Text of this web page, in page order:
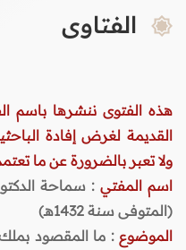
الفتاوى
هذه الفتوى ننشرها باسم
القديمة لغرض إفادة
ولا تعبر بالضرورة عن ما
اسم المفتي : سماحة
(المتوفى سنة 1432هـ)
الموضوع : ما المقصود